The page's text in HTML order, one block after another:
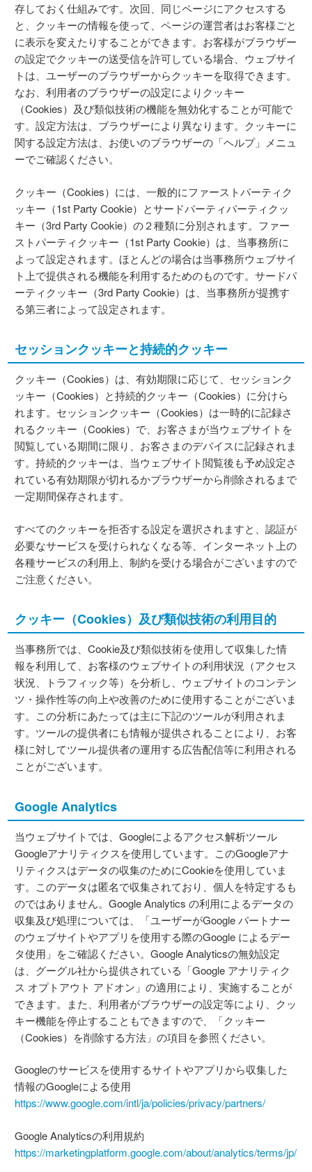
存しておく仕組みです。次回、同じページにアクセスする
と、クッキーの情報を使って、ページの運営者はお客様ごと
に表示を変えたりすることができます。お客様がブラウザー
の設定でクッキーの送受信を許可している場合、ウェブサイ
トは、ユーザーのブラウザーからクッキーを取得できます。
なお、利用者のブラウザーの設定によりクッキー
（Cookies）及び類似技術の機能を無効化することが可能で
す。設定方法は、ブラウザーにより異なります。クッキーに
関する設定方法は、お使いのブラウザーの「ヘルプ」メニュ
ーでご確認ください。
クッキー（Cookies）には、一般的にファーストパーティク
ッキー（1st Party Cookie）とサードパーティパーティクッ
キー（3rd Party Cookie）の２種類に分別されます。ファー
ストパーティクッキー（1st Party Cookie）は、当事務所に
よって設定されます。ほとんどの場合は当事務所ウェブサイ
ト上で提供される機能を利用するためのものです。サードパ
ーティクッキー（3rd Party Cookie）は、当事務所が提携す
る第三者によって設定されます。
セッションクッキーと持続的クッキー
クッキー（Cookies）は、有効期限に応じて、セッションク
ッキー（Cookies）と持続的クッキー（Cookies）に分けら
れます。セッションクッキー（Cookies）は一時的に記録さ
れるクッキー（Cookies）で、お客さまが当ウェブサイトを
閲覧している期間に限り、お客さまのデバイスに記録されま
す。持続的クッキーは、当ウェブサイト閲覧後も予め設定さ
れている有効期限が切れるかブラウザーから削除されるまで
一定期間保存されます。
すべてのクッキーを拒否する設定を選択されますと、認証が
必要なサービスを受けられなくなる等、インターネット上の
各種サービスの利用上、制約を受ける場合がございますので
ご注意ください。
クッキー（Cookies）及び類似技術の利用目的
当事務所では、Cookie及び類似技術を使用して収集した情
報を利用して、お客様のウェブサイトの利用状況（アクセス
状況、トラフィック等）を分析し、ウェブサイトのコンテン
ツ・操作性等の向上や改善のために使用することがございま
す。この分析にあたっては主に下記のツールが利用されま
す。ツールの提供者にも情報が提供されることにより、お客
様に対してツール提供者の運用する広告配信等に利用される
ことがございます。
Google Analytics
当ウェブサイトでは、Googleによるアクセス解析ツール
Googleアナリティクスを使用しています。このGoogleアナ
リティクスはデータの収集のためにCookieを使用していま
す。このデータは匿名で収集されており、個人を特定するも
のではありません。Google Analytics の利用によるデータの
収集及び処理については、「ユーザーがGoogle パートナー
のウェブサイトやアプリを使用する際のGoogle によるデー
タ使用」をご確認ください。Google Analyticsの無効設定
は、グーグル社から提供されている「Google アナリティク
ス オプトアウト アドオン」の適用により、実施することが
できます。また、利用者がブラウザーの設定等により、クッ
キー機能を停止することもできますので、「クッキー
（Cookies）を削除する方法」の項目を参照ください。
Googleのサービスを使用するサイトやアプリから収集した
情報のGoogleによる使用
https://www.google.com/intl/ja/policies/privacy/partners/
Google Analyticsの利用規約
https://marketingplatform.google.com/about/analytics/terms/jp/